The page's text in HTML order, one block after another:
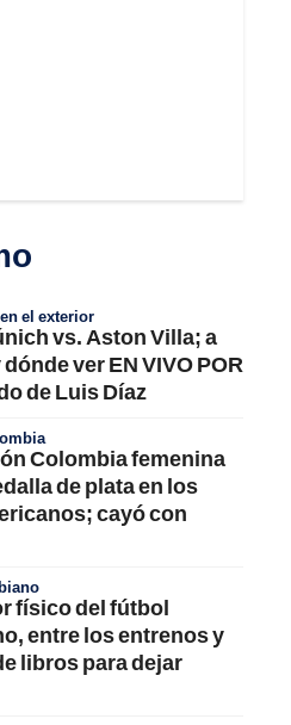
el exterior
vs. Aston Villa; a
ver EN VIVO POR
de Luis Díaz
Colombia femenina
de plata en los
cayó con
físico del fútbol
entre los entrenos y
libros para dejar